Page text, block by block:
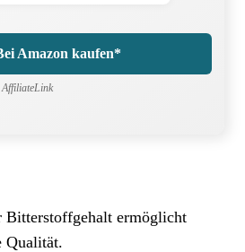
Amazon kaufen*
AffiliateLink
Bitterstoffgehalt ermöglicht
Qualität.